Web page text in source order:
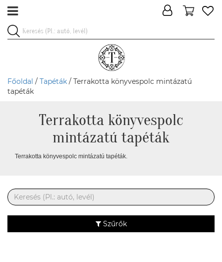
Főoldal / Tapéták / Terrakotta könyvespolc mintázatú
tapéták
Terrakotta könyvespolc
mintázatú tapéták
Terrakotta könyvespolc mintázatú tapéták.
Szűrők